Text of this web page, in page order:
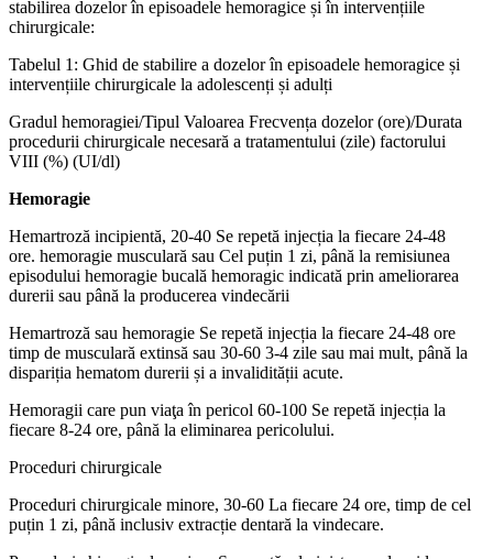
stabilirea dozelor în episoadele hemoragice și în intervențiile
chirurgicale:
Tabelul 1: Ghid de stabilire a dozelor în episoadele hemoragice și
intervențiile chirurgicale la adolescenți și adulți
Gradul hemoragiei/Tipul Valoarea Frecvența dozelor (ore)/Durata
procedurii chirurgicale necesară a tratamentului (zile) factorului
VIII (%) (UI/dl)
Hemoragie
Hemartroză incipientă, 20-40 Se repetă injecția la fiecare 24-48
ore. hemoragie musculară sau Cel puțin 1 zi, până la remisiunea
episodului hemoragie bucală hemoragic indicată prin ameliorarea
durerii sau până la producerea vindecării
Hemartroză sau hemoragie Se repetă injecția la fiecare 24-48 ore
timp de musculară extinsă sau 30-60 3-4 zile sau mai mult, până la
dispariția hematom durerii și a invalidității acute.
Hemoragii care pun viaţa în pericol 60-100 Se repetă injecția la
fiecare 8-24 ore, până la eliminarea pericolului.
Proceduri chirurgicale
Proceduri chirurgicale minore, 30-60 La fiecare 24 ore, timp de cel
puțin 1 zi, până inclusiv extracție dentară la vindecare.